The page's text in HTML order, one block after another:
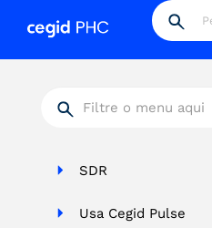
Blog
SDR
Usa Cegid Pulse